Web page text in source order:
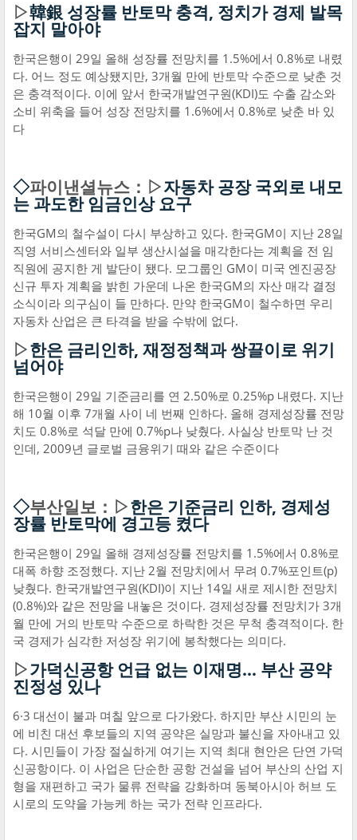
▷韓銀 성장률 반토막 충격, 정치가 경제 발목
잡지 말아야
한국은행이 29일 올해 성장률 전망치를 1.5%에서 0.8%로 내렸
다. 어느 정도 예상됐지만, 3개월 만에 반토막 수준으로 낮춘 것
은 충격적이다. 이에 앞서 한국개발연구원(KDI)도 수출 감소와
소비 위축을 들어 성장 전망치를 1.6%에서 0.8%로 낮춘 바 있
다
◇파이낸셜뉴스：▷자동차 공장 국외로 내모
는 과도한 임금인상 요구
한국GM의 철수설이 다시 부상하고 있다. 한국GM이 지난 28일
직영 서비스센터와 일부 생산시설을 매각한다는 계획을 전 임
직원에 공지한 게 발단이 됐다. 모그룹인 GM이 미국 엔진공장
신규 투자 계획을 밝힌 가운데 나온 한국GM의 자산 매각 결정
소식이라 의구심이 들 만하다. 만약 한국GM이 철수하면 우리
자동차 산업은 큰 타격을 받을 수밖에 없다.
▷한은 금리인하, 재정정책과 쌍끌이로 위기
넘어야
한국은행이 29일 기준금리를 연 2.50%로 0.25%p 내렸다. 지난
해 10월 이후 7개월 사이 네 번째 인하다. 올해 경제성장률 전망
치도 0.8%로 석달 만에 0.7%p나 낮췄다. 사실상 반토막 난 것
인데, 2009년 글로벌 금융위기 때와 같은 수준이다
◇부산일보：▷한은 기준금리 인하, 경제성
장률 반토막에 경고등 켰다
한국은행이 29일 올해 경제성장률 전망치를 1.5%에서 0.8%로
대폭 하향 조정했다. 지난 2월 전망치에서 무려 0.7%포인트(p)
낮췄다. 한국개발연구원(KDI)이 지난 14일 새로 제시한 전망치
(0.8%)와 같은 전망을 내놓은 것이다. 경제성장률 전망치가 3개
월 만에 거의 반토막 수준으로 하락한 것은 무척 충격적이다. 한
국 경제가 심각한 저성장 위기에 봉착했다는 의미다.
▷가덕신공항 언급 없는 이재명… 부산 공약
진정성 있나
6·3 대선이 불과 며칠 앞으로 다가왔다. 하지만 부산 시민의 눈
에 비친 대선 후보들의 지역 공약은 실망과 불신을 자아내고 있
다. 시민들이 가장 절실하게 여기는 지역 최대 현안은 단연 가덕
신공항이다. 이 사업은 단순한 공항 건설을 넘어 부산의 산업 지
형을 재편하고 국가 물류 전략을 강화하며 동북아시아 허브 도
시로의 도약을 가능케 하는 국가 전략 인프라다.